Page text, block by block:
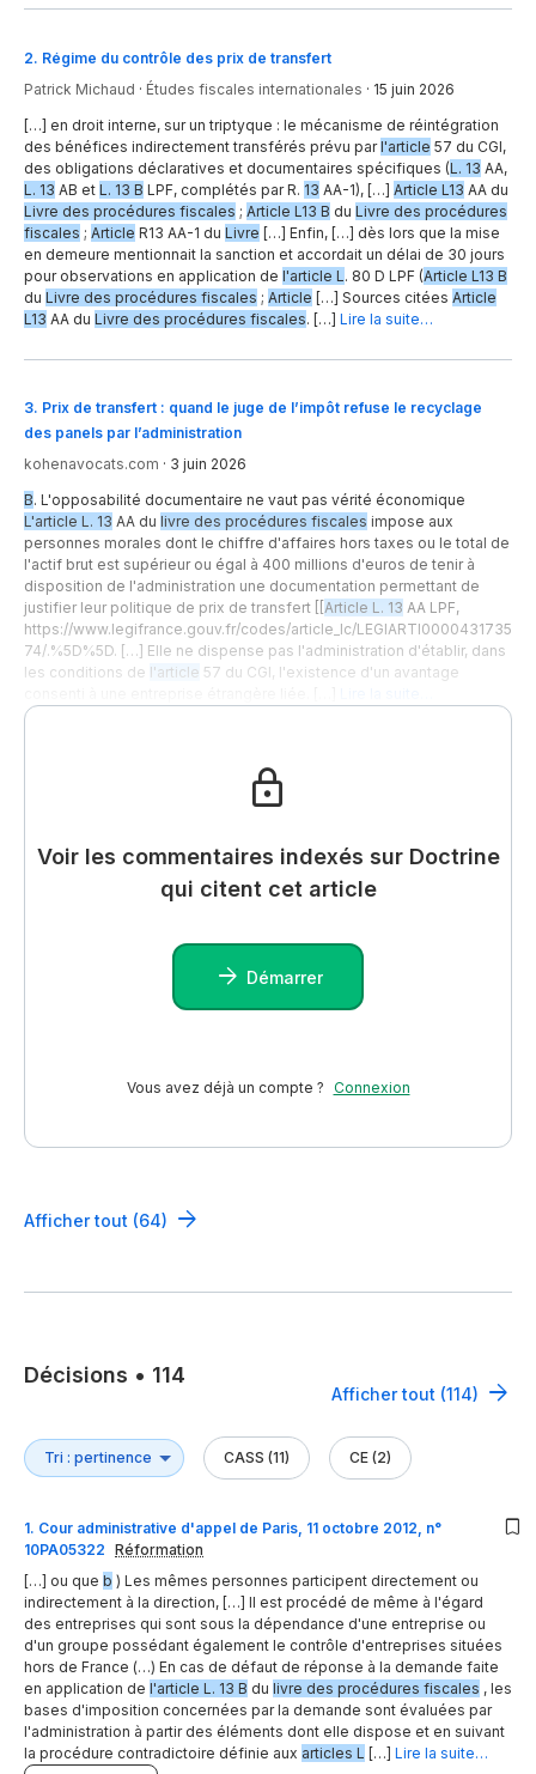
2. Régime du contrôle des prix de transfert
Patrick Michaud · Études fiscales internationales · 15 juin 2026
[…] en droit interne, sur un triptyque : le mécanisme de réintégration
des bénéfices indirectement transférés prévu parl'article 57 du CGI,
des obligations déclaratives et documentaires spécifiques (L. 13 AA,
L. 13 AB et L. 13 B LPF, complétés par R. 13 AA-1), […] Article L13 AA du
Livre des procédures fiscales ; Article L13 B du Livre des procédures
fiscales ; Article R13 AA-1 du Livre […] Enfin, […] dès lors que la mise
en demeure mentionnait la sanction et accordait un délai de 30 jours
pour observations en application de l'article L . 80 D LPF (Article L13 B
du Livre des procédures fiscales ; Article […] Sources citées Article
L13 AA du Livre des procédures fiscales. […] Lire la suite…
3. Prix de transfert : quand le juge de l’impôt refuse le recyclage
des panels par l’administration
kohenavocats.com · 3 juin 2026
B. L'opposabilité documentaire ne vaut pas vérité économique
L'article L. 13 AA du livre des procédures fiscales impose aux
personnes morales dont le chiffre d'affaires hors taxes ou le total de
l'actif brut est supérieur ou égal à 400 millions d'euros de tenir à
disposition de l'administration une documentation permettant de
justifier leur politique de prix de transfert [[ Article L. 13 AA LPF,
https://www.legifrance.gouv.fr/codes/article_lc/LEGIARTI0000431735
74/.%5D%5D. […] Elle ne dispense pas l'administration d'établir, dans
les conditions de l'article 57 du CGI, l'existence d'un avantage
Voir les commentaires indexés sur Doctrine
qui citent cet article
Démarrer
Vous avez déjà un compte ? Connexion
Afficher tout (64)
Décisions • 114
Afficher tout (114)
CASS (11) CE (2)
1. Cour administrative d'appel de Paris, 11 octobre 2012, n°
10PA05322 Réformation
[…] ou que b ) Les mêmes personnes participent directement ou
indirectement à la direction, […] Il est procédé de même à l'égard
des entreprises qui sont sous la dépendance d'une entreprise ou
d'un groupe possédant également le contrôle d'entreprises situées
hors de France (…) En cas de défaut de réponse à la demande faite
en application de l'article L. 13 B du livre des procédures fiscales , les
bases d'imposition concernées par la demande sont évaluées par
l'administration à partir des éléments dont elle dispose et en suivant
la procédure contradictoire définie aux articles L […] Lire la suite…